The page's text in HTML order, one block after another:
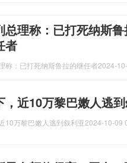
总理称：已打死纳斯
者
称：已打死纳斯鲁拉的继任者2024-
，近10万黎巴嫩人逃
10万黎巴嫩人逃到叙利亚2024-10-09